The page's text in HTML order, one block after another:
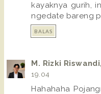
kayaknya gurih,
ngedate bareng
BALAS
M. Rizki
19.04
Hahahaha